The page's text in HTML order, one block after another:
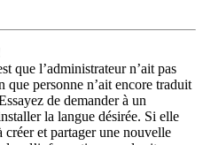
que l’administrateur n’ait pas
que personne n’ait encore traduit
de demander à un
la langue désirée. Si elle
créer et partager une nouvelle